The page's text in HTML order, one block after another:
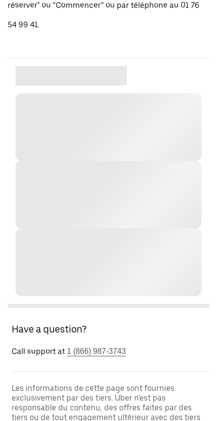
réserver" ou “Commencer” ou par téléphone au 01 76
54 99 41.
Have a question?
Call support at 1 (866) 987-3743
Les informations de cette page sont fournies
exclusivement par des tiers. Uber n'est pas
responsable du contenu, des offres faites par des
tiers ou de tout engagement ultérieur avec des tiers